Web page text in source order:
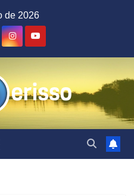
de 2026